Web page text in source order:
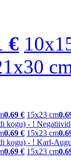
€
0.69 € 15x23 cm
0.69 € 15x23 cm
0.69 € 15x23 cm